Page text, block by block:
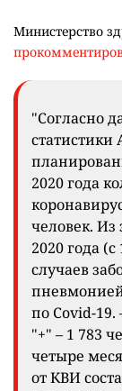
Министерство
"Согласно
статистики
2020 года
человек. Из
2020 года
случаев
по Covid-19.
"+" – 1 783
четыре
от КВИ